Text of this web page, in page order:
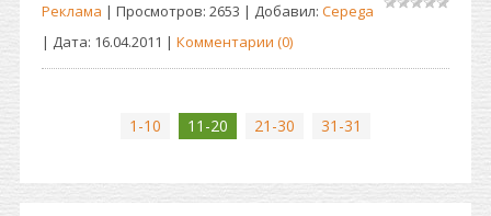
Реклама | Просмотров: 2653 | Добавил: Cepega
| Дата: 16.04.2011 | Комментарии (0)
1-10 11-20 21-30 31-31